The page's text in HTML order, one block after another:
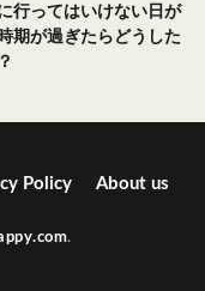
行ってはいけない日が
期が過ぎたらどうした
Policy About us
.